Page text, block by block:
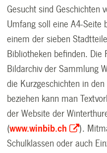
Gesucht sind Geschichten
Umfang soll eine A4-Seite
einem der sieben
Bibliotheken befinden. Die
Bildarchiv der Sammlung
die Kurzgeschichten in
beziehen kann man
der Website der
(www.winbib.ch
).
Schulklassen oder auch